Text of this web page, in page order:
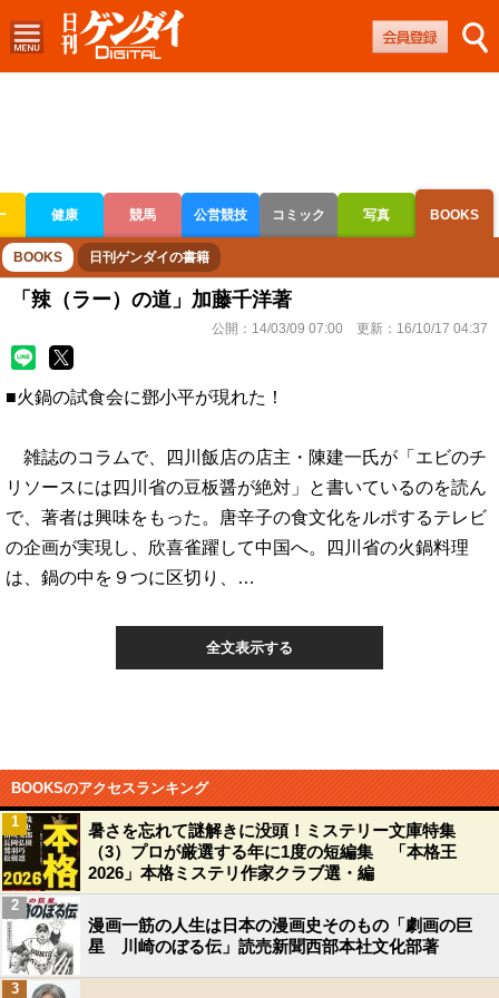
健康 競馬 公営競技 コミック 写真 BOOKS
ボートレース 競輪 オートレース
BOOKS 日刊ゲンダイの書籍
「辣（ラー）の道」加藤千洋著
公開： 14/03/09 07:00 更新： 16/10/17 04:37
■火鍋の試食会に鄧小平が現れた！
雑誌のコラムで、四川飯店の店主・陳建一氏が「エビのチ
リソースには四川省の豆板醤が絶対」と書いているのを読ん
で、著者は興味をもった。唐辛子の食文化をルポするテレビ
の企画が実現し、欣喜雀躍して中国へ。四川省の火鍋料理
は、鍋の中を９つに区切り、…
全文表示する
BOOKSのアクセスランキング
暑さを忘れて謎解きに没頭！ミステリー文庫特集
（3）プロが厳選する年に1度の短編集 「本格王
2026」本格ミステリ作家クラブ選・編
1
漫画一筋の人生は日本の漫画史そのもの「劇画の巨
星 川崎のぼる伝」読売新聞西部本社文化部著
2
3